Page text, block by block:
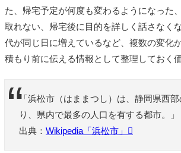
た、帰宅予定が何度も変わるようになった
取れない、帰宅後に目的を詳しく話さなく
代が同じ日に増えているなど、複数の変化
積もり前に伝える情報として整理しておく
「浜松市（はままつし）は、静岡県西
り、県内で最多の人口を有する都市。」
出典： Wikipedia「浜松市」